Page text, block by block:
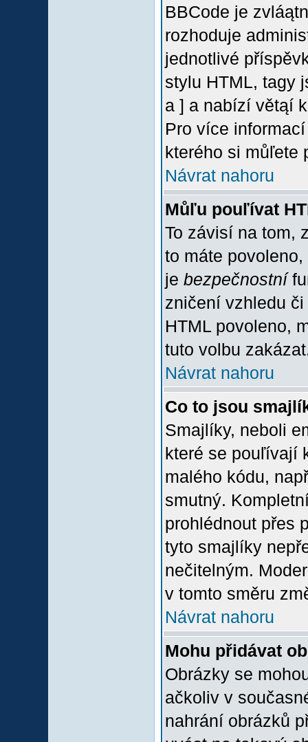
BBCode je
rozhoduje
jednotlivé
stylu HTML, tagy
a ] a nabízí větąí
Pro více
kterého si můľete
Návrat nahoru
Můľu pouľívat
To závisí na tom,
to máte
je bezpečnostní
zničení vzhledu
HTML povoleno,
tuto volbu
Návrat nahoru
Co to jsou
Smajlíky, neboli
které se pouľívají
malého kódu,
smutný.
prohlédnout přes
tyto smajlíky
nečitelným.
v tomto směru
Návrat nahoru
Mohu přidávat
Obrázky se
ačkoliv v
nahrání obrázků